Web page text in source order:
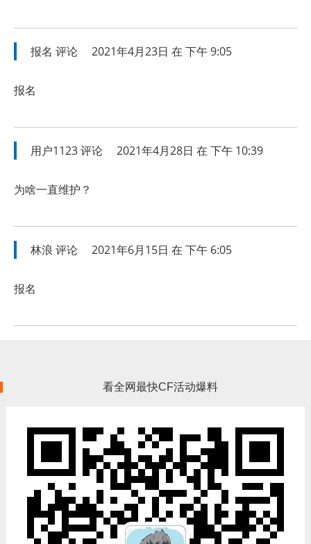
报名 评论 2021年4月23日 在 下午 9:05
报名
用户1123评论 2021年4月28日 在 下午 10:39
为啥一直维护？
林浪 评论 2021年6月15日 在 下午 6:05
报名
看全网最快CF活动爆料